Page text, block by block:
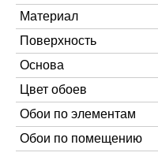
Материал
Поверхность
Основа
Цвет обоев
Обои по элементам
Обои по помещению